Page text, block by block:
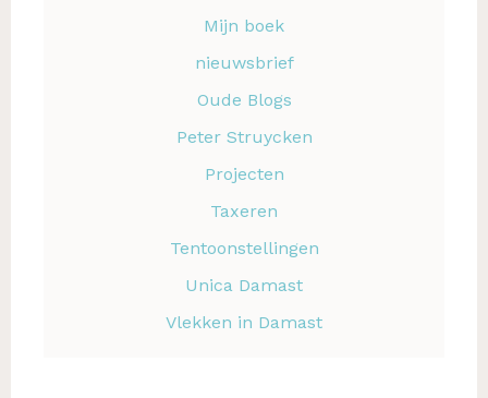
Mijn boek
nieuwsbrief
Oude Blogs
Peter Struycken
Projecten
Taxeren
Tentoonstellingen
Unica Damast
Vlekken in Damast